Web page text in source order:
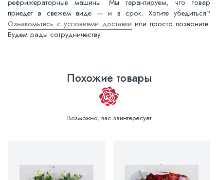
рефрижераторные машины. Мы гарантируем, что товар
приедет в свежем виде — и в срок. Хотите убедиться?
Ознакомьтесь с условиями доставки или просто позвоните.
Будем рады сотрудничеству.
Похожие товары
Возможно, вас заинтересует